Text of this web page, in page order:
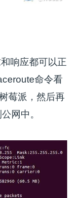
响应都可以正
命令看
莓派，然后再
网中。